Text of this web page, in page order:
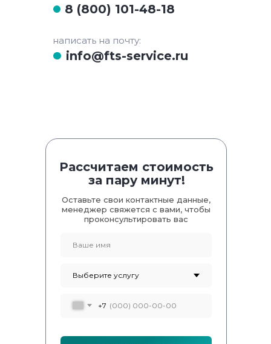
+7
Оставьте свои контактные данные,
менеджер свяжется с вами, чтобы
проконсультировать вас
Рассчитаем стоимость
за пару минут!
info@fts-service.ru
написать на почту:
8 (800) 101-48-18